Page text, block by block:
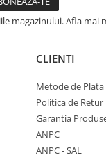
magazinului. Afla mai
CLIENTI
Metode de Plata
Politica de Retur
Garantia
ANPC
ANPC - SAL